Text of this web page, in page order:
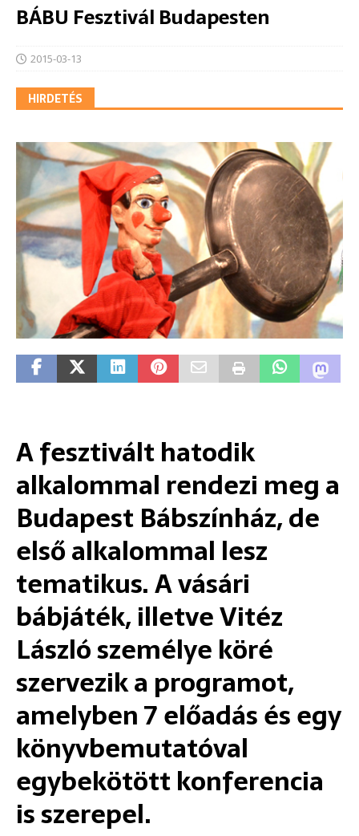
BÁBU Fesztivál Budapesten
2015-03-13
HIRDETÉS
A fesztivált hatodik
alkalommal rendezi meg a
Budapest Bábszínház, de
első alkalommal lesz
tematikus. A vásári
bábjáték, illetve Vitéz
László személye köré
szervezik a programot,
amelyben 7 előadás és egy
könyvbemutatóval
egybekötött konferencia
is szerepel.